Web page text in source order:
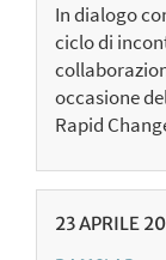
In dialogo
ciclo di
occasione
Rapid
23APRILE